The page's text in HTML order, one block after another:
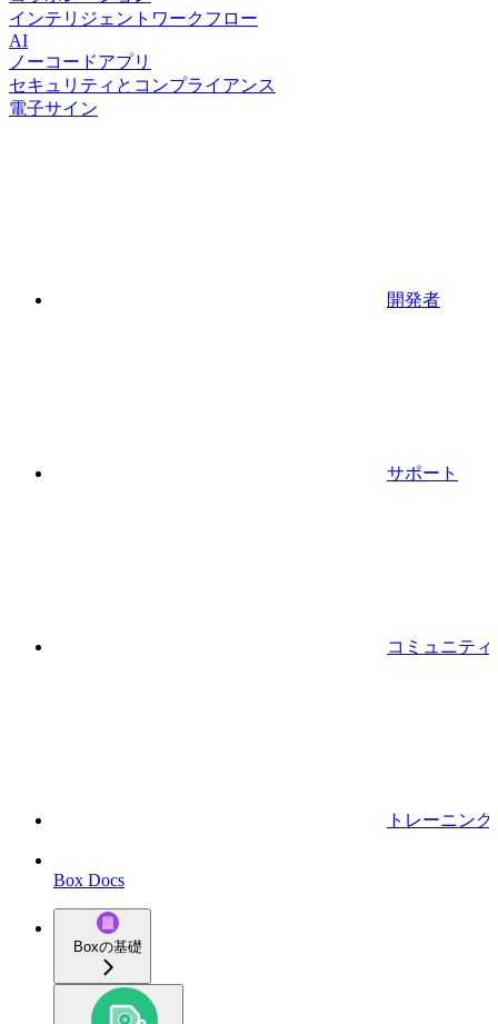
インテリジェントワークフロー
AI
ノーコードアプリ
セキュリティとコンプライアンス
電子サイン
開発者
サポート
コミュニティ
トレーニング
Box Docs
Boxの基礎